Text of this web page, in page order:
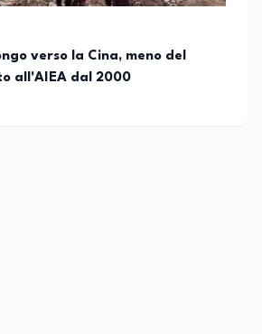
verso la Cina, meno del
all'AIEA dal 2000